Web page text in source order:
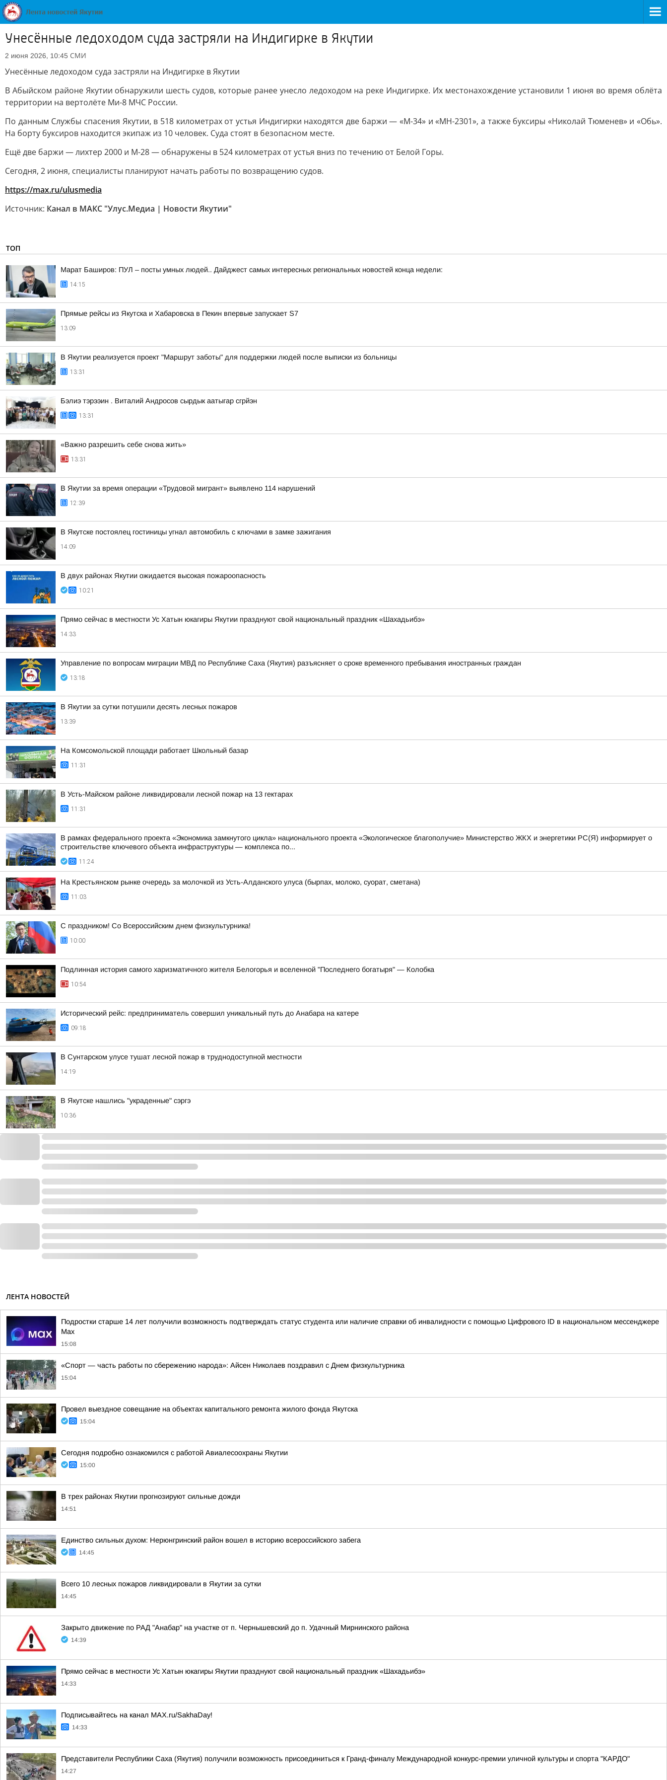
Унесённые ледоходом суда застряли на Индигирке в Якутии
2 июня 2026, 10:45 СМИ
Унесённые ледоходом суда застряли на Индигирке в Якутии
В Абыйском районе Якутии обнаружили шесть судов, которые ранее унесло ледоходом на реке Индигирке. Их местонахождение установили 1 июня во время облёта
территории на вертолёте Ми-8 МЧС России.
По данным Службы спасения Якутии, в 518 километрах от устья Индигирки находятся две баржи — «М-34» и «МН-2301», а также буксиры «Николай Тюменев» и «Обь».
На борту буксиров находится экипаж из 10 человек. Суда стоят в безопасном месте.
Ещё две баржи — лихтер 2000 и М-28 — обнаружены в 524 километрах от устья вниз по течению от Белой Горы.
Сегодня, 2 июня, специалисты планируют начать работы по возвращению судов.
https://max.ru/ulusmedia
Источник: Канал в МАКС "Улус.Медиа | Новости Якутии"
ТОП
Марат Баширов: ПУЛ – посты умных людей.. Дайджест самых интересных региональных новостей конца недели:
14:15
Прямые рейсы из Якутска и Хабаровска в Пекин впервые запускает S7
13:09
В Якутии реализуется проект "Маршрут заботы" для поддержки людей после выписки из больницы
13:31
Бэлиэ тэрээин . Виталий Андросов сырдык аатыгар сгрйэн
13:31
«Важно разрешить себе снова жить»
13:31
В Якутии за время операции «Трудовой мигрант» выявлено 114 нарушений
12:39
В Якутске постоялец гостиницы угнал автомобиль с ключами в замке зажигания
14:09
В двух районах Якутии ожидается высокая пожароопасность
10:21
Прямо сейчас в местности Ус Хатын юкагиры Якутии празднуют свой национальный праздник «Шахадьибэ»
14:33
Управление по вопросам миграции МВД по Республике Саха (Якутия) разъясняет о сроке временного пребывания иностранных граждан
13:18
В Якутии за сутки потушили десять лесных пожаров
13:39
На Комсомольской площади работает Школьный базар
11:31
В Усть-Майском районе ликвидировали лесной пожар на 13 гектарах
11:31
В рамках федерального проекта «Экономика замкнутого цикла» национального проекта «Экологическое благополучие» Министерство ЖКХ и энергетики РС(Я) информирует о
строительстве ключевого объекта инфраструктуры — комплекса по...
11:24
На Крестьянском рынке очередь за молочкой из Усть-Алданского улуса (бырпах, молоко, суорат, сметана)
11:03
С праздником! Со Всероссийским днем физкультурника!
10:00
Подлинная история самого харизматичного жителя Белогорья и вселенной "Последнего богатыря" — Колобка
10:54
Исторический рейс: предприниматель совершил уникальный путь до Анабара на катере
09:18
В Сунтарском улусе тушат лесной пожар в труднодоступной местности
14:19
В Якутске нашлись "украденные" сэргэ
10:36
ЛЕНТА НОВОСТЕЙ
Подростки старше 14 лет получили возможность подтверждать статус студента или наличие справки об инвалидности с помощью Цифрового ID в национальном мессенджере
Мах
15:08
«Спорт — часть работы по сбережению народа»: Айсен Николаев поздравил с Днем физкультурника
15:04
Провел выездное совещание на объектах капитального ремонта жилого фонда Якутска
15:04
Сегодня подробно ознакомился с работой Авиалесоохраны Якутии
15:00
В трех районах Якутии прогнозируют сильные дожди
14:51
Единство сильных духом: Нерюнгринский район вошел в историю всероссийского забега
14:45
Всего 10 лесных пожаров ликвидировали в Якутии за сутки
14:45
Закрыто движение по РАД "Анабар" на участке от п. Чернышевский до п. Удачный Мирнинского района
14:39
Прямо сейчас в местности Ус Хатын юкагиры Якутии празднуют свой национальный праздник «Шахадьибэ»
14:33
Подписывайтесь на канал MAX.ru/SakhaDay!
14:33
Представители Республики Саха (Якутия) получили возможность присоединиться к Гранд-финалу Международной конкурс-премии уличной культуры и спорта "КАРДО"
14:27